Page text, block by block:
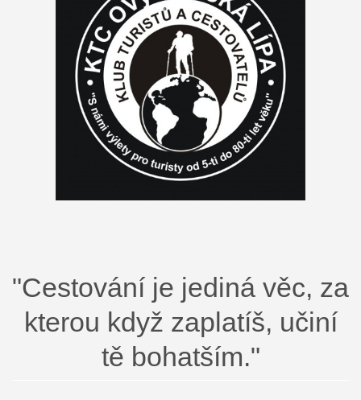
"Cestování je jediná věc, za
kterou když zaplatíš, učiní
tě bohatším."